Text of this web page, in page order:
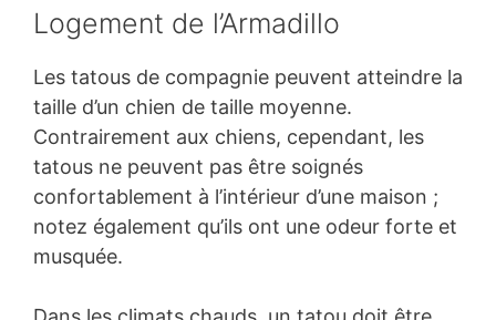
Logement de l’Armadillo
Les tatous de compagnie peuvent atteindre la
taille d’un chien de taille moyenne.
Contrairement aux chiens, cependant, les
tatous ne peuvent pas être soignés
confortablement à l’intérieur d’une maison ;
notez également qu’ils ont une odeur forte et
musquée.